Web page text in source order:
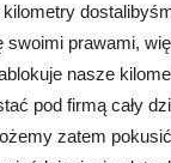
swoimi prawami,
nasze
pod firmą cały
zatem